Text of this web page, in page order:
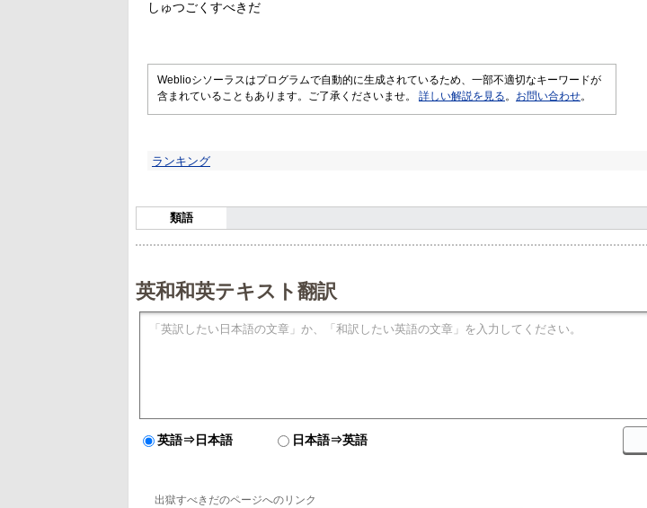
しゅつごくすべきだ
Weblioシソーラスはプログラムで自動的に生成されているため、一部不適切なキーワードが
含まれていることもあります。ご了承くださいませ。 詳しい解説を見る 。 お問い合わせ。
ランキング
類語
英和和英テキスト翻訳
英語⇒日本語 日本語⇒英語
出獄すべきだのページへのリンク